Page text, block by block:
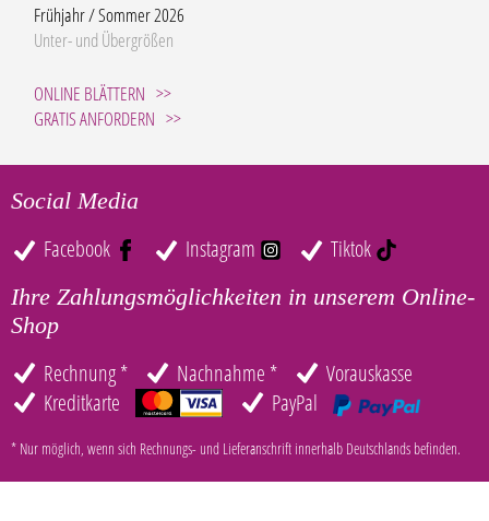
Frühjahr / Sommer 2026
Unter- und Übergrößen
ONLINE BLÄTTERN
GRATIS ANFORDERN
Social Media
Facebook Instagram Tiktok
Ihre Zahlungsmöglichkeiten in unserem Online-
Shop
Rechnung * Nachnahme *
Vorauskasse
Kreditkarte
PayPal
* Nur möglich, wenn sich Rechnungs- und Lieferanschrift innerhalb Deutschlands befinden.